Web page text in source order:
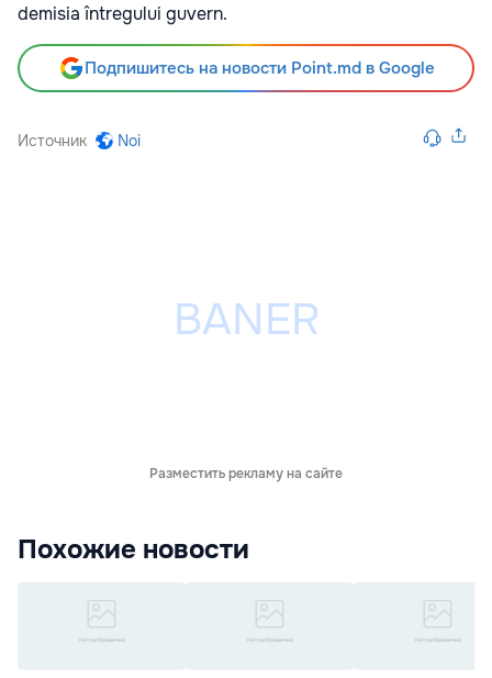
demisia întregului guvern.
Подпишитесь на новости Point.md в Google
Источник Noi
Разместить рекламу на сайте
Похожие новости